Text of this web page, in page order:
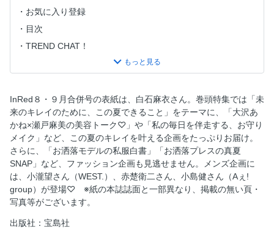
お気に入り登録
目次
TREND CHAT！
美ッションインポッシブル!
COVER WOMAN 白石麻衣 夏の装いをモードに昇華する
品格を纏うメゾンジュエリー
次号予告 【10月号 特別付録】コールマン×ハローキティ
大容量エコバッグ 【10月号増刊 特別付録】コールマン×ハ
ローキティ ワッペン付きポーチ
The FASHION PICK GUCCI × 齋藤飛鳥
編集部員のイチ推しを紹介！ Editor’s Love♡
未来のキレイのために、この夏できること
Part1 “楽しむスキンケアで、10年後も怖くない！”大沢あ
InRed８・９月合併号の表紙は、白石麻衣さん。巻頭特集では「未
来のキレイのために、この夏できること」をテーマに、「大沢あ
かね×瀬戸麻美の美容トーク♡」や「私の毎日を伴走する、お守り
メイク」など、この夏のキレイを叶える企画をたっぷりお届け。
さらに、「お洒落モデルの私服白書」「お洒落プレスの真夏
SNAP」など、ファッション企画も見逃せません。メンズ企画に
は、小瀧望さん（WEST.）、赤楚衛二さん、小島健さん（Aぇ!
group）が登場♡ ※紙の本誌誌面と一部異なり、掲載の無い頁・
写真等がございます。
出版社：宝島社